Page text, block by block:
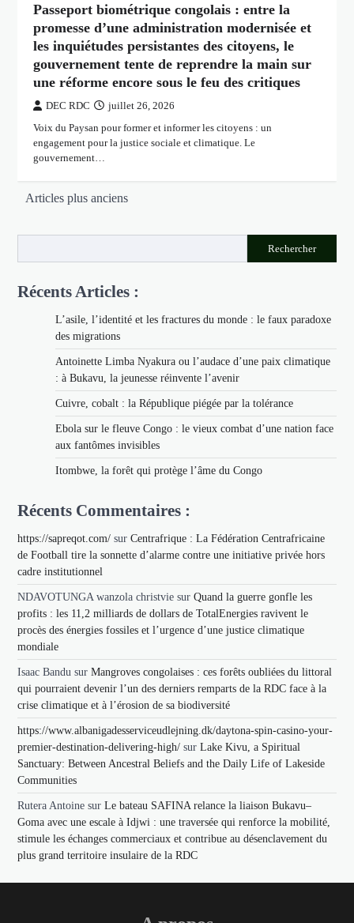
Passeport biométrique congolais : entre la
promesse d’une administration modernisée et
les inquiétudes persistantes des citoyens, le
gouvernement tente de reprendre la main sur
une réforme encore sous le feu des critiques
DEC RDC juillet 26, 2026
Voix du Paysan pour former et informer les citoyens : un
engagement pour la justice sociale et climatique. Le
gouvernement…
Navigation
articles
Articles plus anciens
Rechercher
Récents Articles :
L’asile, l’identité et les fractures du monde : le faux paradoxe
des migrations
Antoinette Limba Nyakura ou l’audace d’une paix climatique
: à Bukavu, la jeunesse réinvente l’avenir
Cuivre, cobalt : la République piégée par la tolérance
Ebola sur le fleuve Congo : le vieux combat d’une nation face
aux fantômes invisibles
Itombwe, la forêt qui protège l’âme du Congo
Récents Commentaires :
https://sapreqot.com/ surCentrafrique : La Fédération Centrafricaine
de Football tire la sonnette d’alarme contre une initiative privée hors
cadre institutionnel
NDAVOTUNGA wanzola christvie surQuand la guerre gonfle les
profits : les 11,2 milliards de dollars de TotalEnergies ravivent le
procès des énergies fossiles et l’urgence d’une justice climatique
mondiale
Isaac Bandu surMangroves congolaises : ces forêts oubliées du littoral
qui pourraient devenir l’un des derniers remparts de la RDC face à la
crise climatique et à l’érosion de sa biodiversité
https://www.albanigadesserviceudlejning.dk/daytona-spin-casino-your-
premier-destination-delivering-high/ surLake Kivu, a Spiritual
Sanctuary: Between Ancestral Beliefs and the Daily Life of Lakeside
Communities
Rutera Antoine surLe bateau SAFINA relance la liaison Bukavu–
Goma avec une escale à Idjwi : une traversée qui renforce la mobilité,
stimule les échanges commerciaux et contribue au désenclavement du
plus grand territoire insulaire de la RDC